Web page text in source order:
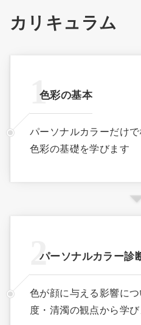
カリキュラム
色彩の基本
パーソナルカラーだけ
色彩の基礎を学びます
パーソナルカラー診
色が顔に与える影響に
度・清濁の観点から学び